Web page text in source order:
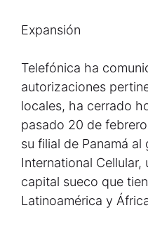
Expansión
Telefónica ha
autorizaciones
locales, ha cerrado
pasado 20 de
su filial de Panamá
International
capital sueco que
Latinoamérica y